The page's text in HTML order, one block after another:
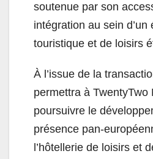
soutenue par son
intégration au sein d’un
touristique et de loisirs
À l’issue de la
permettra à TwentyTwo
poursuivre le
présence pan-
l’hôtellerie de loisirs et